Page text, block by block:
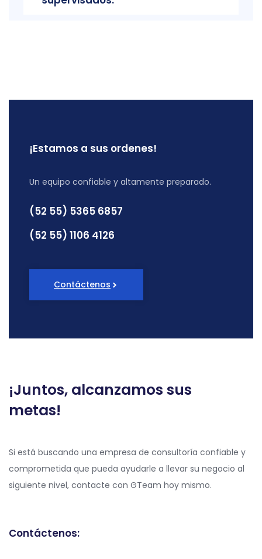
¡Estamos a sus ordenes!
Un equipo confiable y altamente preparado.
(52 55) 5365 6857
(52 55) 1106 4126
Contáctenos
¡Juntos, alcanzamos sus
metas!
Si está buscando una empresa de consultoría confiable y
comprometida que pueda ayudarle a llevar su negocio al
siguiente nivel, contacte con GTeam hoy mismo.
Contáctenos: